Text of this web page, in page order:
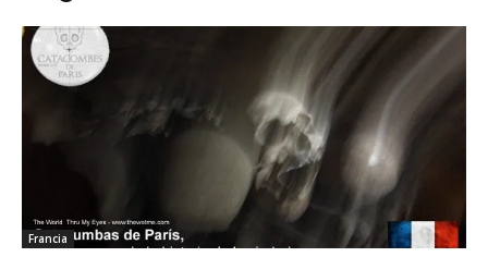
Thru
My
Francia